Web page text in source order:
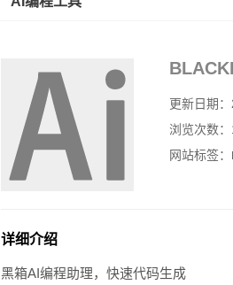
更新日期
浏览次数
网站标签：
详细介绍
黑箱AI编程助理，快速代码生成